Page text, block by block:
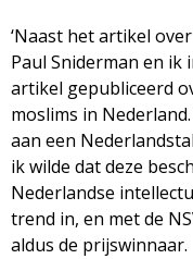
g
a
z
i
n
‘Naast het artikel
Paul Sniderman en ik
artikel gepubliceerd
moslims in
aan een
ik wilde dat deze
Nederlandse
trend in, en met de
aldus de prijswinnaar.